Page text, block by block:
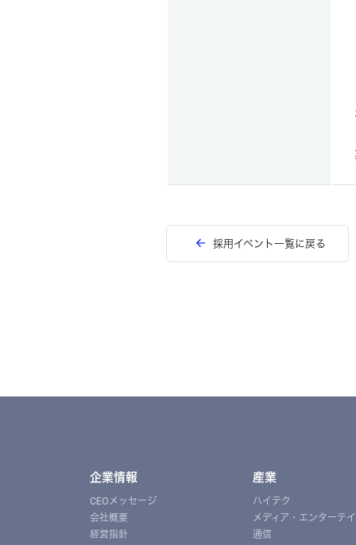
採用イベント一覧に戻る
企業情報
CEOメッセージ
会社概要
経営指針
産業
ハイテク
メディア・エンターテ
通信